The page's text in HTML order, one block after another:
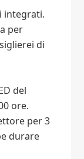
integrati.
per
di
del
ore.
per 3
durare